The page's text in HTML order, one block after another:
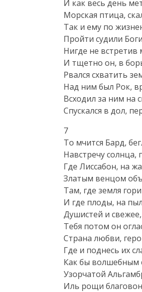
И как весь день
Морская птица,
Так и ему по
Пройти судили
Нигде не
И тщетно он, в
Рвался схватить
Над ним был Рок,
Всходил за ним на
Спускался в дол,
7
То мчится Бард,
Навстречу солнца,
Где Лиссабон, на
Златым венцом
Там, где земля
И где плоды, на
Душистей и
Тебя потом он
Страна любви,
Где и поднесь их
Как бы волшебным
Узорчатой
Иль рощи